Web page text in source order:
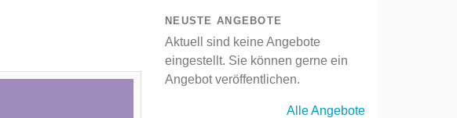
NEUSTE ANGEBOTE
Aktuell sind keine Angebote
eingestellt. Sie können gerne ein
Angebot veröffentlichen.
Alle Angebote